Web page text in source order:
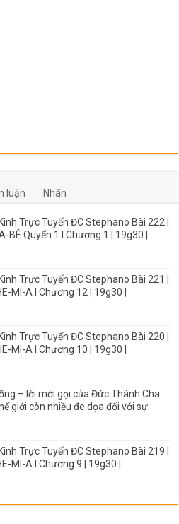
luận Nhãn
Trực Tuyến ĐC Stephano Bài 222 |
BÊ Quyển 1 I Chương 1 | 19g30 |
Trực Tuyến ĐC Stephano Bài 221 |
MI-A I Chương 12 | 19g30 |
Trực Tuyến ĐC Stephano Bài 220 |
MI-A I Chương 10 | 19g30 |
– lời mời gọi của Đức Thánh Cha
giới còn nhiều đe dọa đối với sự
Trực Tuyến ĐC Stephano Bài 219 |
MI-A I Chương 9 | 19g30 |